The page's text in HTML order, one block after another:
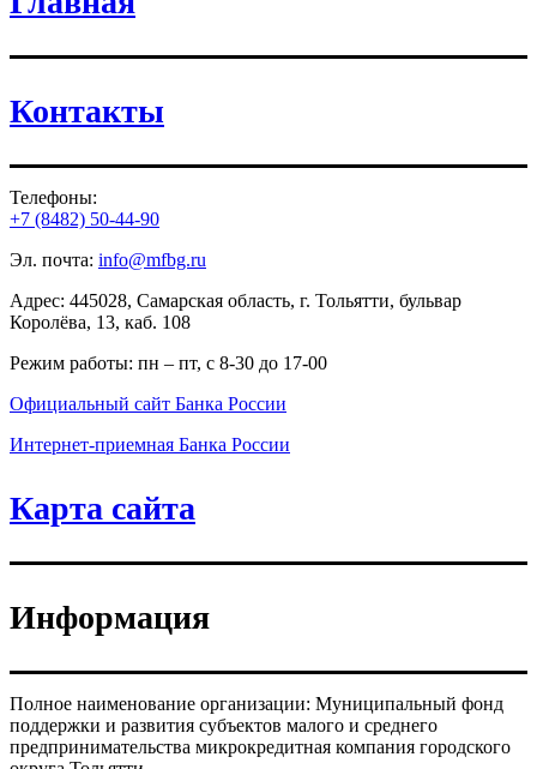
Контакты
Телефоны:
+7 (8482) 50-44-90
Эл. почта: info@mfbg.ru
Адрес: 445028, Самарская область, г. Тольятти, бульвар
Королёва, 13, каб. 108
Режим работы: пн – пт, с 8-30 до 17-00
Официальный сайт Банка России
Интернет-приемная Банка России
Карта сайта
Информация
Полное наименование организации: Муниципальный фонд
поддержки и развития субъектов малого и среднего
предпринимательства микрокредитная компания городского